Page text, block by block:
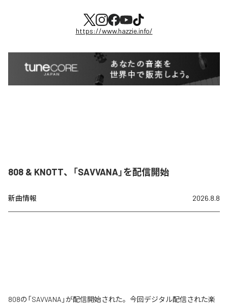
https://www.hazzie.info/
808 & KNOTT、「SAVVANA」を配信開始
新曲情報 2026.8.8
808の「SAVVANA」が配信開始された。今回デジタル配信された楽